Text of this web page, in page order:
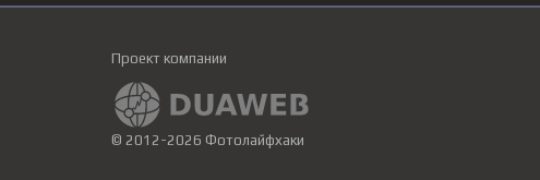
Проект компании
© 2012-2026 Фотолайфхаки